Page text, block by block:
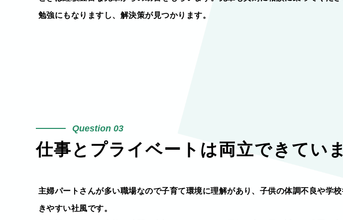
勉強にもなりますし、解決策が見つかります。
03
仕事とプライベートは両立できてい
主婦パートさんが多い職場なので子育て環境に理解があり、子供の体調不良や学
きやすい社風です。